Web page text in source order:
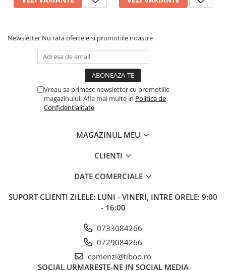
Newsletter Nu rata ofertele si promotiile noastre
Vreau sa primesc newsletter cu promotiile
magazinului. Afla mai multe in Politica de
Confidentialitate
MAGAZINUL MEU
CLIENTI
DATE COMERCIALE
SUPORT CLIENTI ZILELE: LUNI - VINERI, INTRE ORELE: 9:00
- 16:00
0733084266
0729084266
comenzi@tiboo.ro
SOCIAL URMARESTE-NE IN SOCIAL MEDIA